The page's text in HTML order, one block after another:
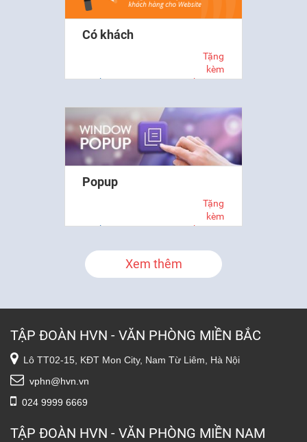
Có khách
Marketing SEO
Tặng
kèm
theo gói
Có khách là ứng dụng thông báo
thông tin giúp tạo hiệu ứng đám
đông mua hàng,…
Popup
Marketing SEO
Tặng
kèm
theo gói
Mô tả ứng dụng Popup
Xem thêm
TẬP ĐOÀN HVN - VĂN PHÒNG MIỀN BẮC
Lô TT02-15, KĐT Mon City, Nam Từ Liêm, Hà Nội
vphn@hvn.vn
024 9999 6669
TẬP ĐOÀN HVN - VĂN PHÒNG MIỀN NAM